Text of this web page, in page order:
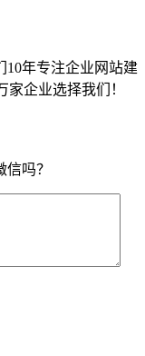
10年专注企业网站建
企业选择我们！
吗？